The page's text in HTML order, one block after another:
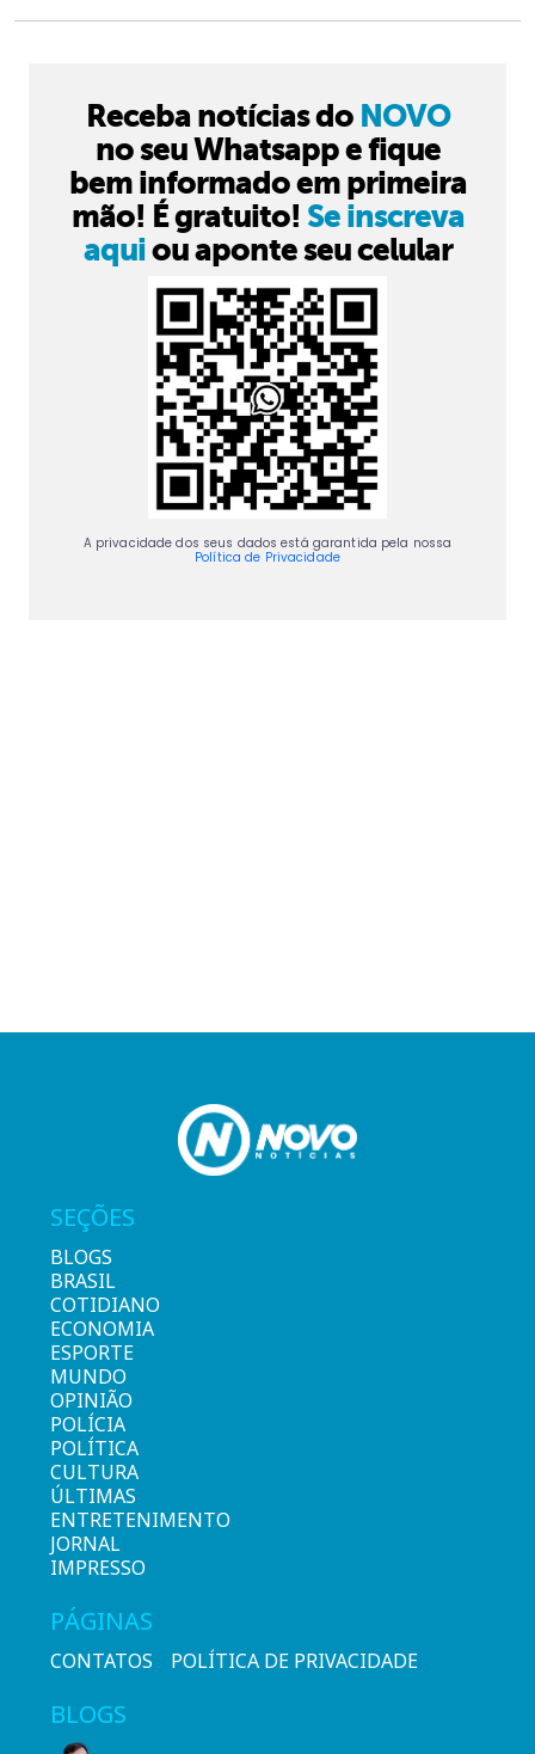
Receba notícias do NOVO
no seu Whatsapp e fique
bem informado em primeira
mão! É gratuito! Se inscreva
aquiou aponte seu celular
A privacidade dos seus dados está garantida pela nossa
Política de Privacidade
SEÇÕES
BLOGS
BRASIL
COTIDIANO
ECONOMIA
ESPORTE
MUNDO
OPINIÃO
POLÍCIA
POLÍTICA
CULTURA
ÚLTIMAS
ENTRETENIMENTO
JORNAL
IMPRESSO
PÁGINAS
CONTATOS POLÍTICA DE PRIVACIDADE
BLOGS